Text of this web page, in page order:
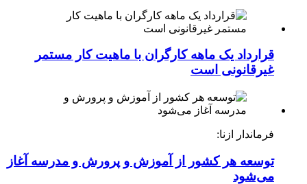
قرارداد یک ماهه کارگران با ماهیت کار مستمر
غیرقانونی است
فرماندار ازنا:
توسعه هر کشور از آموزش و پرورش و مدرسه آغاز
می‌شود